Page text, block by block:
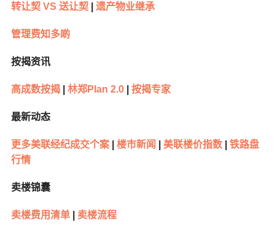
转让契VS 送让契 遗产物业继承
管理费知多啲
按揭资讯
高成数按揭| 林郑Plan 2.0| 按揭专家
最新动态
更多美联经纪成交个案| 楼市新闻 美联楼价指数|
铁路盘
行情
卖楼锦囊
卖楼费用清单| 卖楼流程